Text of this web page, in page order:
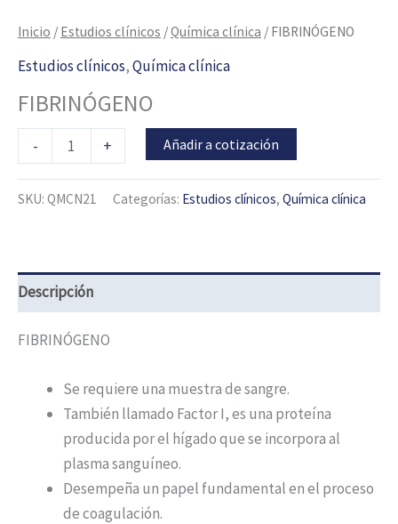
Inicio / Estudios clínicos /Química clínica / FIBRINÓGENO
Estudios clínicos,Química clínica
FIBRINÓGENO
- + Añadir a cotización
SKU: QMCN21 Categorías: Estudios clínicos, Química clínica
Descripción
FIBRINÓGENO
Se requiere una muestra de sangre.
También llamado Factor I, es una proteína
producida por el hígado que se incorpora al
plasma sanguíneo.
Desempeña un papel fundamental en el proceso
de coagulación.